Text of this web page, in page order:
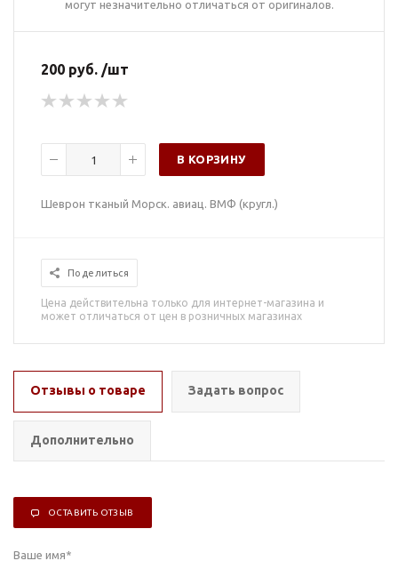
могут незначительно отличаться от оригиналов.
200 руб. /шт
В КОРЗИНУ
Шеврон тканый Морск. авиац. ВМФ (кругл.)
Поделиться
Цена действительна только для интернет-магазина и
может отличаться от цен в розничных магазинах
Отзывы о товаре Задать вопрос
Дополнительно
ОСТАВИТЬ ОТЗЫВ
Ваше имя*